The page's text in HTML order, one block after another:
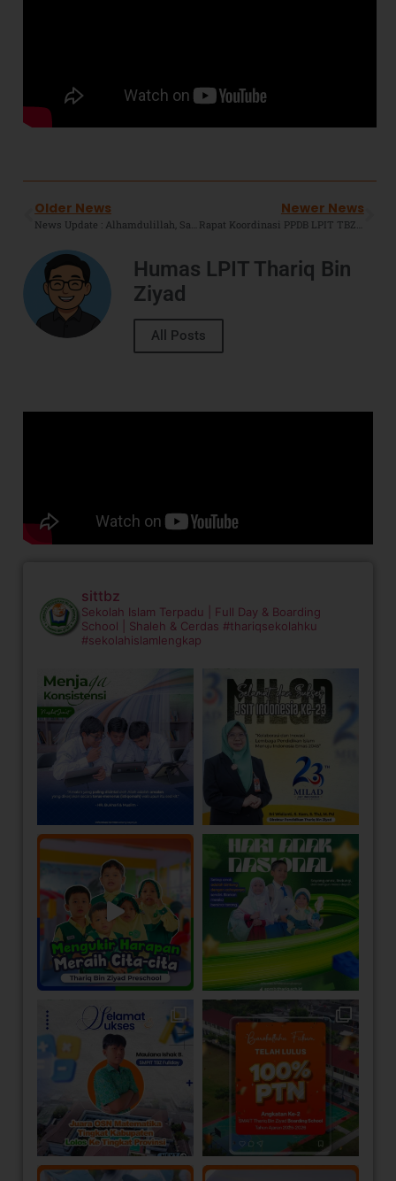
Older News
News Update : Alhamdulillah, Santri SMPIT TBZ Boarding Raih Juara Satu Olimpiade Matematika Tingkat Nasional UIN Sunan Ampel Surabaya
Newer News
Rapat Koordinasi PPDB LPIT TBZ 2023-2024 : Jadikan Survei Layanan PPDB 2022 Sebagai Perbaikan Dan Peningkatan Layanan SIT TBZ.
Humas LPIT Thariq Bin
Ziyad
All Posts
sittbz
Sekolah Islam Terpadu | Full Day & Boarding
School | Shaleh & Cerdas #thariqsekolahku
#sekolahislamlengkap